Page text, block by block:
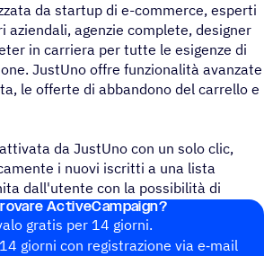
da startup di e-commerce, esperti
agenzie complete, designer
in carriera per tutte le esigenze di
JustUno offre funzionalità avanzate
le offerte di abbandono del carrello e
da JustUno con un solo clic,
i nuovi iscritti a una lista
dall'utente con la possibilità di
ActiveCampaign?
gratis per 14 giorni.
giorni con regi­stra­zione via e‑mail